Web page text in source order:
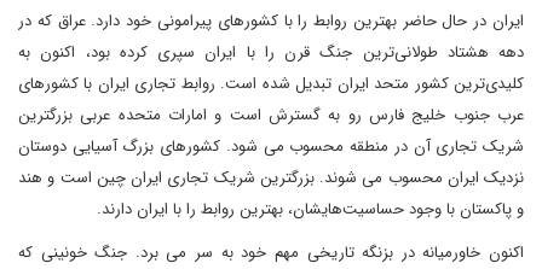
ایران در حال حاضر بهترین روابط را با کشورهای پیرامونی خود دارد. عراق که در
دهه هشتاد طولانی‌ترین جنگ قرن را با ایران سپری کرده بود، اکنون به
کلیدی‌ترین کشور متحد ایران تبدیل شده است. روابط تجاری ایران با کشورهای
عرب جنوب خلیج فارس رو به گسترش است و امارات متحده عربی بزرگترین
شریک تجاری آن در منطقه محسوب می شود. کشورهای بزرگ آسیایی دوستان
نزدیک ایران محسوب می شوند. بزرگترین شریک تجاری ایران چین است و هند
و پاکستان با وجود حساسیت‌هایشان، بهترین روابط را با ایران دارند.
اکنون خاورمیانه در بزنگه تاریخی مهم خود به سر می برد. جنگ خونینی که